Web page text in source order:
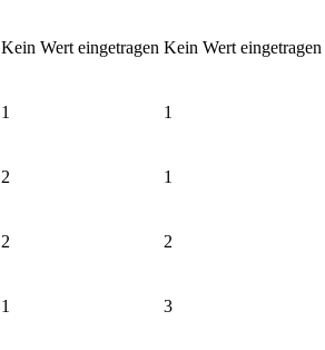
Kein Wert eingetragen Kein Wert eingetragen
1 1
2 1
2 2
1 3